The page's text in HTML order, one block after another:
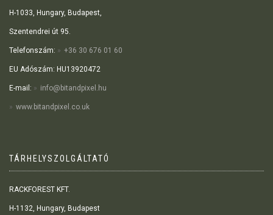
H-1033, Hungary, Budapest,
Szentendrei út 95.
Telefonszám: +36 30 676 01 60
EU Adószám: HU13920472
E-mail: info@bitandpixel.hu
www.bitandpixel.co.uk
TÁRHELYSZOLGÁLTATÓ
RACKFOREST KFT.
H-1132, Hungary, Budapest